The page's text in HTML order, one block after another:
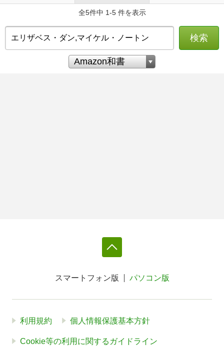
全5件中 1-5 件を表示
検索
スマートフォン版 パソコン版
利用規約 個人情報保護基本方針
Cookie等の利用に関するガイドライン